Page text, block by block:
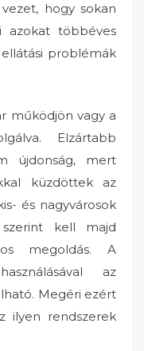
hogy sokan
azokat többéves
problémák
működjön vagy a
Elzártabb
újdonság, mert
küzdöttek az
és nagyvárosok
kell majd
megoldás. A
az
Megéri ezért
ilyen rendszerek